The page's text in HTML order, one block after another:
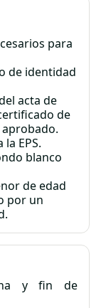
para
de identidad
acta de
de
EPS.
blanco
de edad
por un
y fin de